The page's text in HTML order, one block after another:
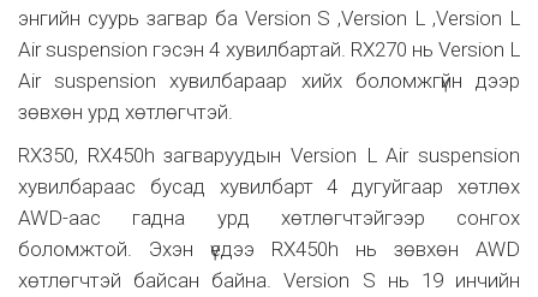
энгийн суурь загвар ба Version S ,Version L ,Version L
Air suspension гэсэн 4 хувилбартай. RX270 нь Version L
Air suspension хувилбараар хийх боломжгүйн дээр
зөвхөн урд хөтлөгчтэй.
RX350, RX450h загваруудын Version L Air suspension
хувилбараас бусад хувилбарт 4 дугуйгаар хөтлөх
AWD-аас гадна урд хөтлөгчтэйгээр сонгох
боломжтой. Эхэн үедээ RX450h нь зөвхөн AWD
хөтлөгчтэй байсан байна. Version S нь 19 инчийн